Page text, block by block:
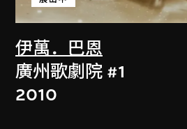
伊萬．巴恩
廣州歌劇院 #1
2010